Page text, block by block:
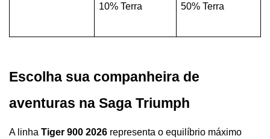
10% Terra
50% Terra
Escolha sua companheira de
aventuras na Saga Triumph
A linha Tiger 900 2026 representa o equilíbrio máximo